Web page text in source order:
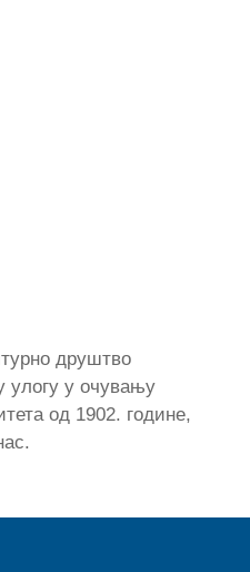
друштво
улогу у очувању
од 1902. године,